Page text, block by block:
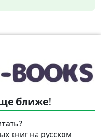
ближе!
книг на русском